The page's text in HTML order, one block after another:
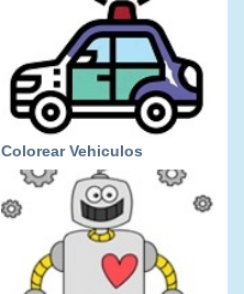
Colorear Vehiculos